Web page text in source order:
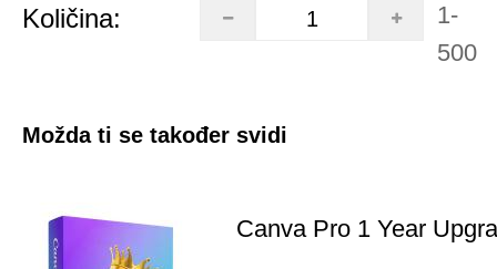
Količina:
1-
500
Možda ti se također svidi
Canva Pro 1 Year